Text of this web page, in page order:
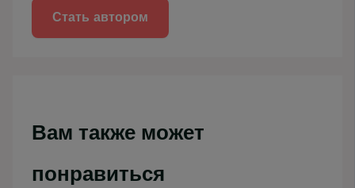
Стать автором
Вам также может
понравиться